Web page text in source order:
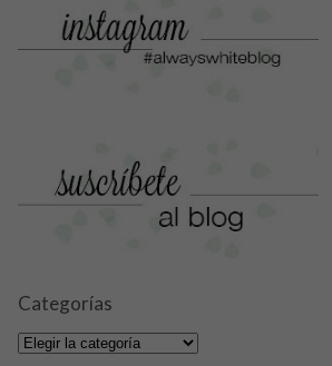
Categorías
Categorías